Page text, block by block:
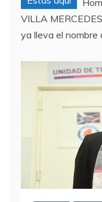
VILLA
ya lleva el nombre